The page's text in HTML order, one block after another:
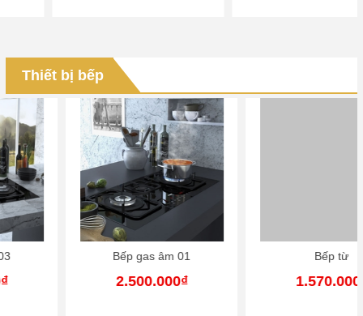
Thiết bị bếp
Bếp gas âm 01
2.500.000₫ 1.570.000₫